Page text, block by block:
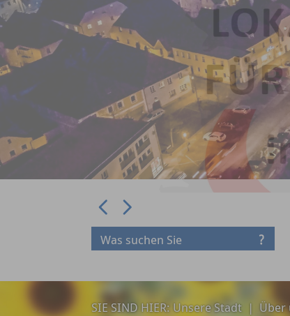
Prev
SIE SIND HIER: Unsere Stadt | Über